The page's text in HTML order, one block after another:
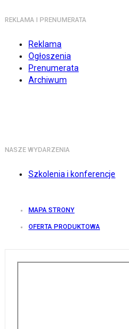
REKLAMA I PRENUMERATA
Reklama
Ogłoszenia
Prenumerata
Archiwum
NASZE WYDARZENIA
Szkolenia i konferencje
MAPA STRONY
OFERTA PRODUKTOWA